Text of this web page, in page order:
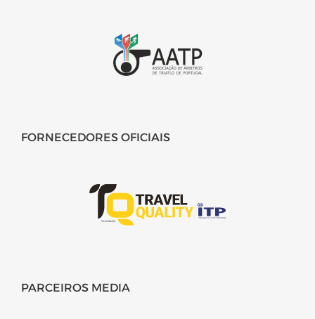
FORNECEDORES OFICIAIS
PARCEIROS MEDIA